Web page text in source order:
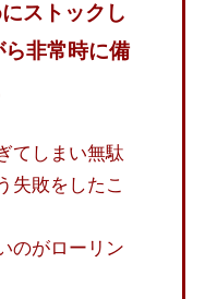
ストックし
非常時に備
てしまい無駄
失敗をしたこ
のがローリン